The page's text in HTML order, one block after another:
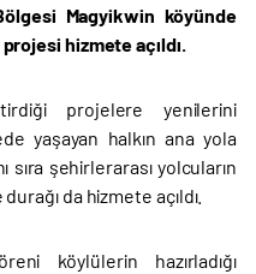
Magyikwin köyünde
hizmete açıldı.
projelere yenilerini
yaşayan halkın ana yola
sıra şehirlerarası yolcuların
da hizmete açıldı.
köylülerin hazırladığı